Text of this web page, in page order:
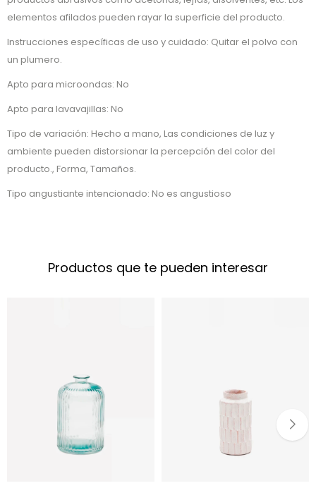
elementos afilados pueden rayar la superficie del producto.
Instrucciones específicas de uso y cuidado: Quitar el polvo con
un plumero.
Apto para microondas: No
Apto para lavavajillas: No
Tipo de variación: Hecho a mano, Las condiciones de luz y
ambiente pueden distorsionar la percepción del color del
producto., Forma, Tamaños.
Tipo angustiante intencionado: No es angustioso
Productos que te pueden interesar